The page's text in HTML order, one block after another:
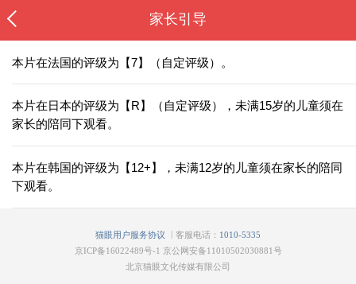
家长引导
本片在法国的评级为【7】（自定评级）。
本片在日本的评级为【R】（自定评级），未满15岁的儿童须在
家长的陪同下观看。
本片在韩国的评级为【12+】，未满12岁的儿童须在家长的陪同
下观看。
猫眼用户服务协议 客服电话： 1010-5335
京ICP备16022489号-1 京公网安备11010502030881号
北京猫眼文化传媒有限公司